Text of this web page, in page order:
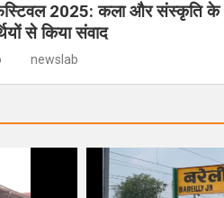
फ़ेस्टिवल 2025: कला और संस्कृति के
से किया संवाद
newslab